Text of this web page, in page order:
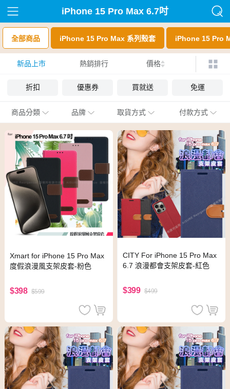
iPhone 15 Pro Max 6.7吋
全部商品 iPhone 15 Pro Max 系列殼套 iPhone 15 Pro
新品上市 熱銷排行 價格
折扣 優惠券 買就送 免運
商品分類 品牌 取貨方式 付款方式
Xmart for iPhone 15 Pro Max
度假浪漫風支架皮套-粉色
$398 $599
CITY For iPhone 15 Pro Max
6.7 浪漫都會支架皮套-紅色
$399 $499